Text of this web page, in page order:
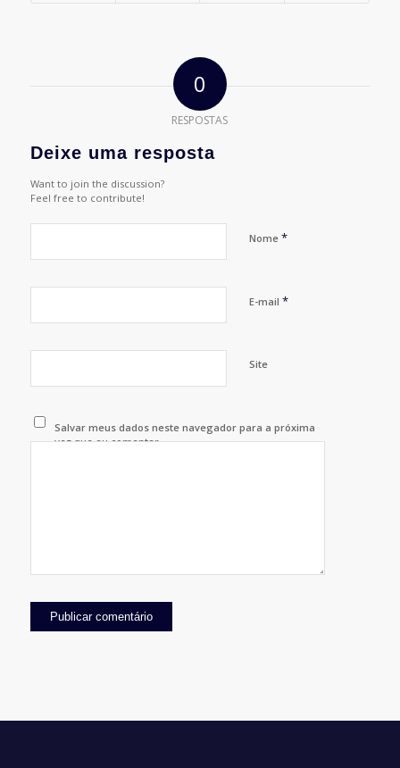
0
RESPOSTAS
Deixe uma resposta
Want to join the discussion?
Feel free to contribute!
Nome *
E-mail *
Site
Salvar meus dados neste navegador para a próxima
vez que eu comentar.